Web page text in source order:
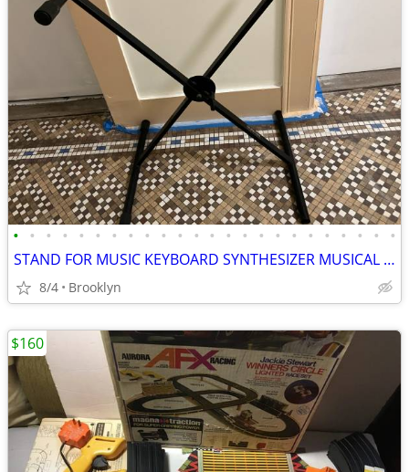
• • • • • • • • • • • • • • • • • • • • • • • •
STAND FOR MUSIC KEYBOARD SYNTHESIZER MUSICAL DIGITAL PIANO X FOLDABLE
8/4 Brooklyn
$160